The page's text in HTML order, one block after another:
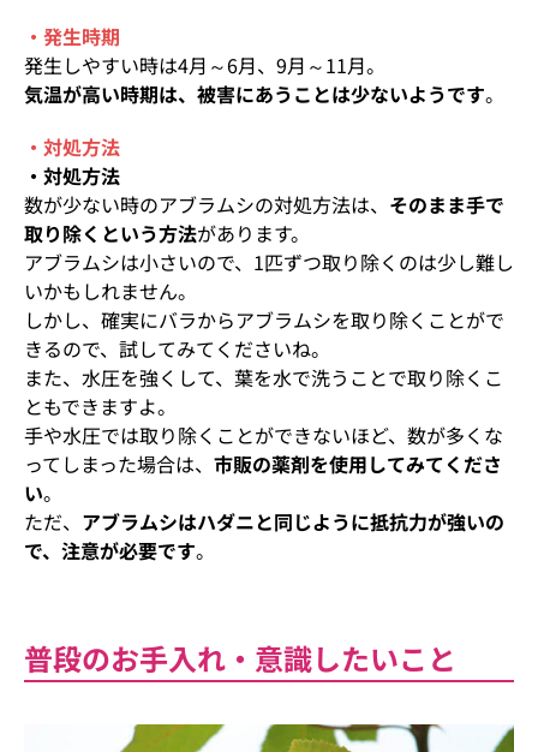
・発生時期
発生しやすい時は4月～6月、9月～11月。
気温が高い時期は、被害にあうことは少ないようです。
・対処方法
・対処方法
数が少ない時のアブラムシの対処方法は、 そのまま手で
取り除くという方法があります。
アブラムシは小さいので、1匹ずつ取り除くのは少し難し
いかもしれません。
しかし、確実にバラからアブラムシを取り除くことがで
きるので、試してみてくださいね。
また、水圧を強くして、葉を水で洗うことで取り除くこ
ともできますよ。
手や水圧では取り除くことができないほど、数が多くな
ってしまった場合は、 市販の薬剤を使用してみてくださ
い。
ただ、 アブラムシはハダニと同じように抵抗力が強いの
で、注意が必要です。
普段のお手入れ・意識したいこと